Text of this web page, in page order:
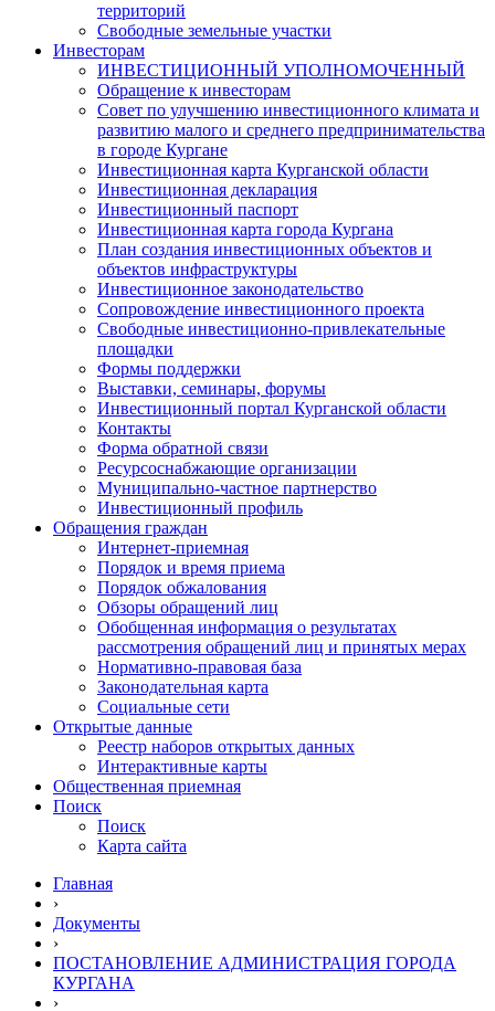
территорий
Свободные земельные участки
Инвесторам
ИНВЕСТИЦИОННЫЙ УПОЛНОМОЧЕННЫЙ
Обращение к инвесторам
Совет по улучшению инвестиционного климата и
развитию малого и среднего предпринимательства
в городе Кургане
Инвестиционная карта Курганской области
Инвестиционная декларация
Инвестиционный паспорт
Инвестиционная карта города Кургана
План создания инвестиционных объектов и
объектов инфраструктуры
Инвестиционное законодательство
Сопровождение инвестиционного проекта
Свободные инвестиционно-привлекательные
площадки
Формы поддержки
Выставки, семинары, форумы
Инвестиционный портал Курганской области
Контакты
Форма обратной связи
Ресурсоснабжающие организации
Муниципально-частное партнерство
Инвестиционный профиль
Обращения граждан
Интернет-приемная
Порядок и время приема
Порядок обжалования
Обзоры обращений лиц
Обобщенная информация о результатах
рассмотрения обращений лиц и принятых мерах
Нормативно-правовая база
Законодательная карта
Социальные сети
Открытые данные
Реестр наборов открытых данных
Интерактивные карты
Общественная приемная
Поиск
Поиск
Карта сайта
Главная
›
Документы
›
ПОСТАНОВЛЕНИЕ АДМИНИСТРАЦИЯ ГОРОДА
КУРГАНА
›